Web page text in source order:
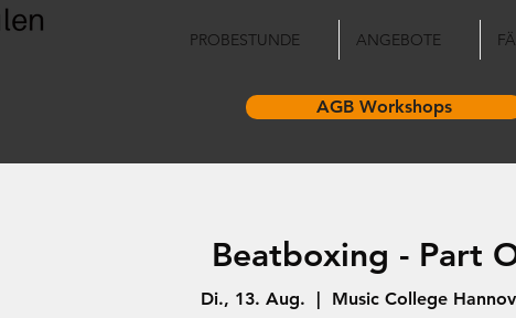
PROBESTUNDE ANGEBOTE
AGB Workshops
Beatboxing - Part
Di., 13. Aug.
  |
Music College